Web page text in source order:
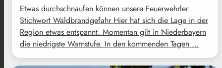
Etwas durchschnaufen können unsere Feuerwehrler.
Stichwort Waldbrandgefahr Hier hat sich die Lage in der
Region etwas entspannt. Momentan gilt in Niederbayern
die niedrigste Warnstufe. In den kommenden Tagen …